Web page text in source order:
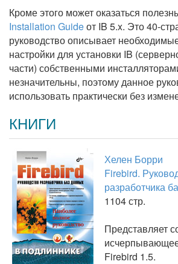
Кроме этого может оказаться
Installation Guideот IB 5.x. Это 40-
руководство описывает
настройки для установки IB
части) собственными
незначительны, поэтому данное
использовать практически без
КНИГИ
Хелен Борри
Firebird.
разработчика
1104 стр.
Представляет
Firebird 1.5.